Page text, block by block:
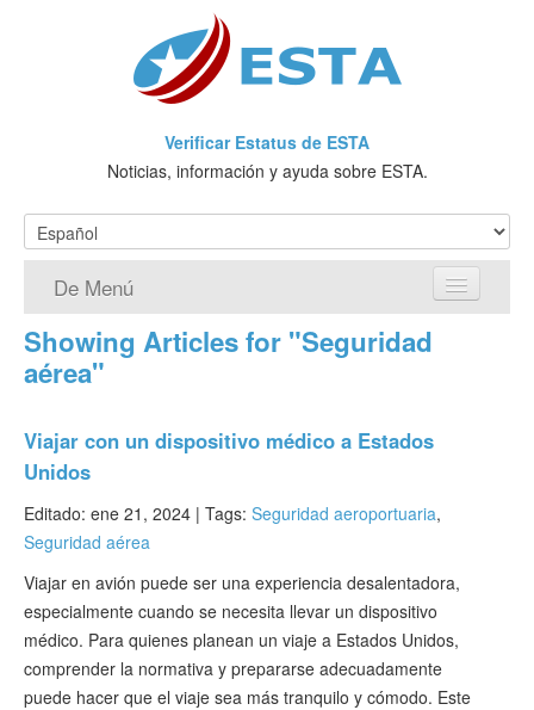
Verificar Estatus de ESTA
Noticias, información y ayuda sobre ESTA.
De Menú
Página de inicio
¿Qué es ESTA?
Verificar ESTA
ESTA Información
Contacto
Showing Articles for "Seguridad
aérea"
Viajar con un dispositivo médico a Estados
Unidos
Editado: ene 21, 2024 | Tags: Seguridad aeroportuaria,
Seguridad aérea
Viajar en avión puede ser una experiencia desalentadora,
especialmente cuando se necesita llevar un dispositivo
médico. Para quienes planean un viaje a Estados Unidos,
comprender la normativa y prepararse adecuadamente
puede hacer que el viaje sea más tranquilo y cómodo. Este